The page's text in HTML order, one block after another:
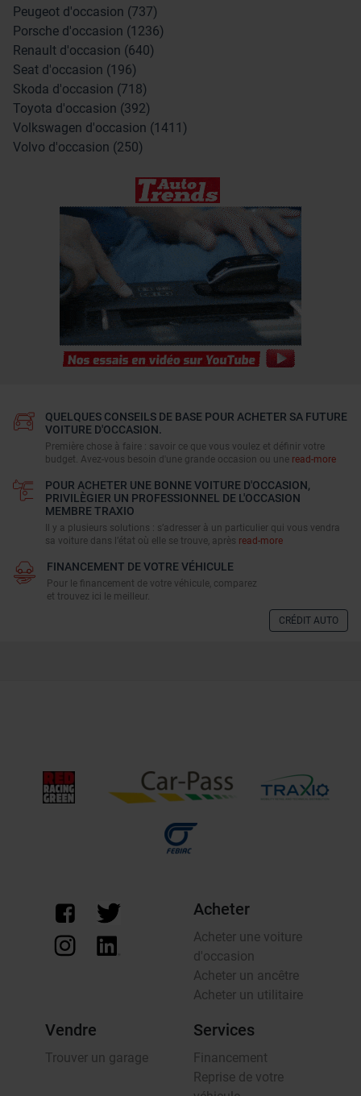
Peugeot d'occasion (737)
Porsche d'occasion (1236)
Renault d'occasion (640)
Seat d'occasion (196)
Skoda d'occasion (718)
Toyota d'occasion (392)
Volkswagen d'occasion (1411)
Volvo d'occasion (250)
QUELQUES CONSEILS DE BASE POUR ACHETER SA FUTURE
VOITURE D'OCCASION.
Première chose à faire : savoir ce que vous voulez et définir votre
budget. Avez-vous besoin d'une grande occasion ou une read-more
POUR ACHETER UNE BONNE VOITURE D'OCCASION,
PRIVILÈGIER UN PROFESSIONNEL DE L'OCCASION
MEMBRE TRAXIO
Il y a plusieurs solutions : s’adresser à un particulier qui vous vendra
sa voiture dans l’état où elle se trouve, après read-more
FINANCEMENT DE VOTRE VÉHICULE
Pour le financement de votre véhicule, comparez
et trouvez ici le meilleur.
CRÉDIT AUTO
Acheter
Acheter une voiture
d'occasion
Acheter un ancêtre
Acheter un utilitaire
Vendre
Trouver un garage
Services
Financement
Reprise de votre